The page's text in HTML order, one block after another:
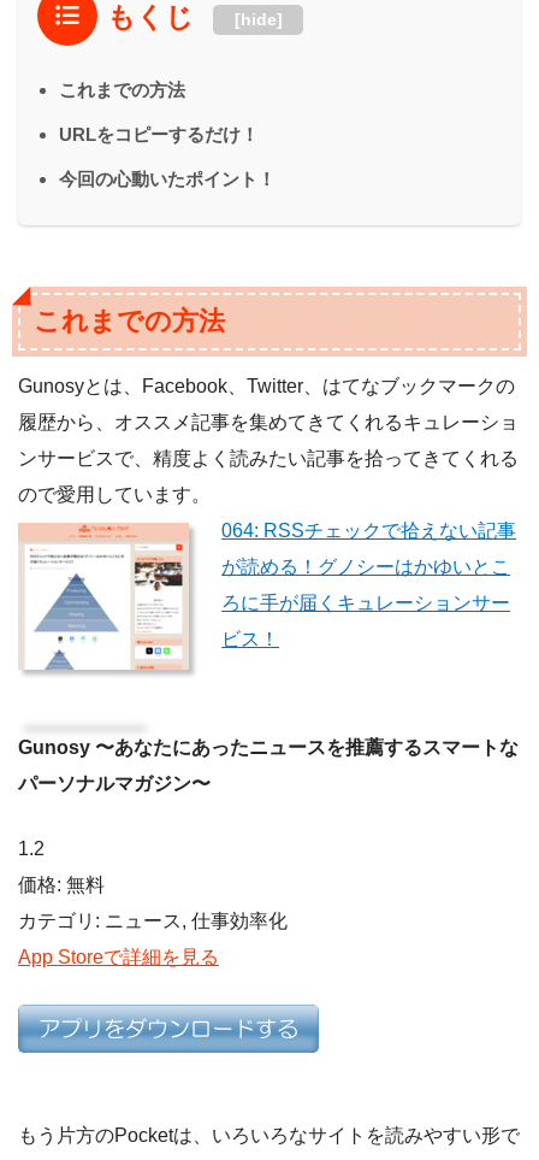
もくじ [hide]
これまでの方法
URLをコピーするだけ！
今回の心動いたポイント！
これまでの方法
Gunosyとは、Facebook、Twitter、はてなブックマークの
履歴から、オススメ記事を集めてきてくれるキュレーショ
ンサービスで、精度よく読みたい記事を拾ってきてくれる
ので愛用しています。
064: RSSチェックで拾えない記事
が読める！グノシーはかゆいとこ
ろに手が届くキュレーションサー
ビス！
Gunosy 〜あなたにあったニュースを推薦するスマートな
パーソナルマガジン〜
1.2
価格: 無料
カテゴリ: ニュース, 仕事効率化
App Storeで詳細を見る
もう片方のPocketは、いろいろなサイトを読みやすい形で